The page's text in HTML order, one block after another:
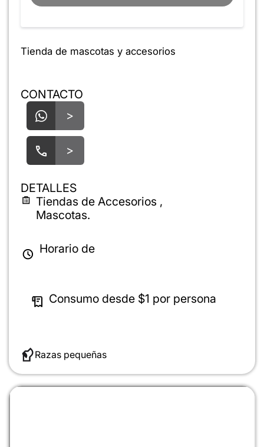
Tienda de mascotas y accesorios
CONTACTO
>
>
DETALLES
Tiendas de Accesorios ,
Mascotas.
Horario de
Consumo desde $1 por persona
Razas pequeñas